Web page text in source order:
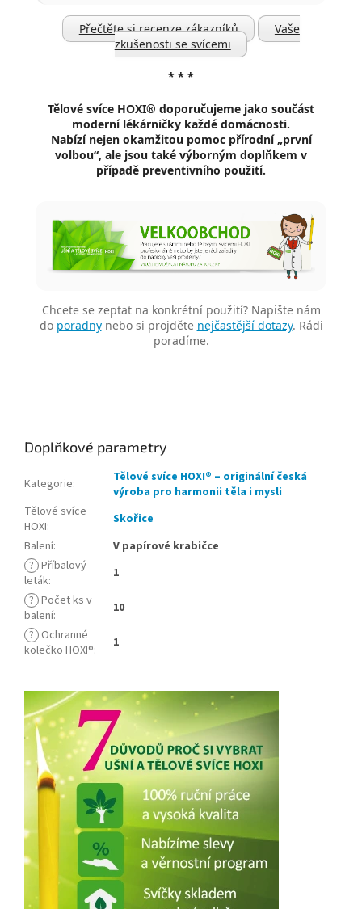
Přečtěte si recenze zákazníků
Vaše
zkušenosti se svícemi
* * *
Tělové svíce HOXI® doporučujeme jako součást
moderní lékárničky každé domácnosti.
Nabízí nejen okamžitou pomoc přírodní „první
volbou“, ale jsou také výborným doplňkem v
případě preventivního použití.
Chcete se zeptat na konkrétní použití? Napište nám
do poradnynebo si projděte nejčastější dotazy. Rádi
poradíme.
Doplňkové parametry
Kategorie:
Tělové svíce HOXI® – originální česká
výroba pro harmonii těla i mysli
Tělové svíce
HOXI:
Skořice
Balení:
V papírové krabičce
? Příbalový
leták:
1
? Počet ks v
balení:
10
? Ochranné
kolečko HOXI®: 1